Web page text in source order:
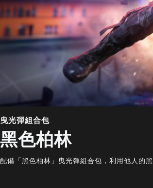
曳光彈組合包
黑色柏林
配備「黑色柏林」曳光彈組合包，利用他人的黑